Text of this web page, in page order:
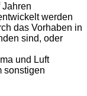
werden
das Vorhaben in
sind, oder
und Luft
sonstigen